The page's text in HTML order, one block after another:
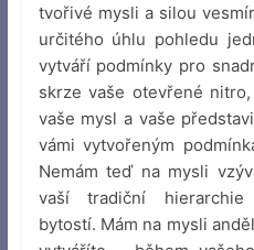
tvořivé mysli a silou
určitého úhlu pohledu
vytváří podmínky pro
skrze vaše otevřené
vaše mysl a vaše
vámi vytvořeným
Nemám teď na mysli
vaší tradiční hierarchie
bytostí. Mám na mysli